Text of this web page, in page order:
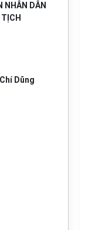
NHÂN DÂN
Dũng